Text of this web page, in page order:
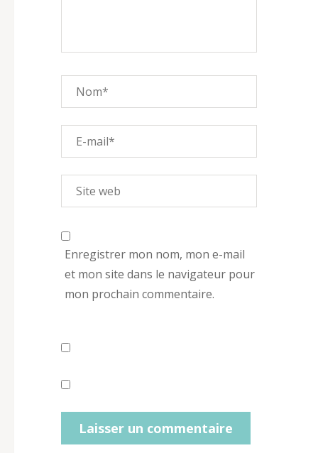
Enregistrer mon nom, mon e-mail
et mon site dans le navigateur pour
mon prochain commentaire.